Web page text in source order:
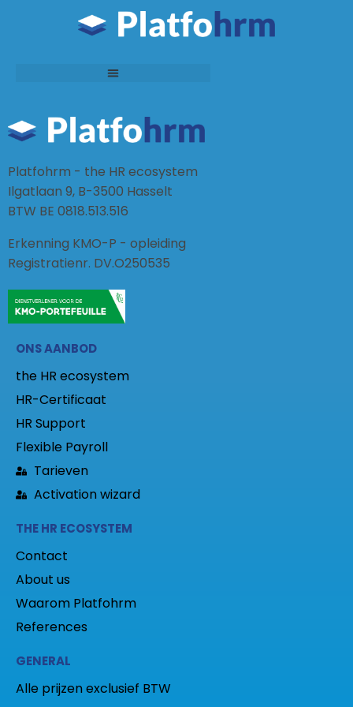
Platfohrm - the HR ecosystem
Ilgatlaan 9, B-3500 Hasselt
BTW BE 0818.513.516
Erkenning KMO-P - opleiding
Registratienr. DV.O250535
ONS AANBOD
the HR ecosystem
HR-Certificaat
HR Support
Flexible Payroll
Tarieven
Activation wizard
THE HR ECOSYSTEM
Contact
About us
Waarom Platfohrm
References
GENERAL
Alle prijzen exclusief BTW